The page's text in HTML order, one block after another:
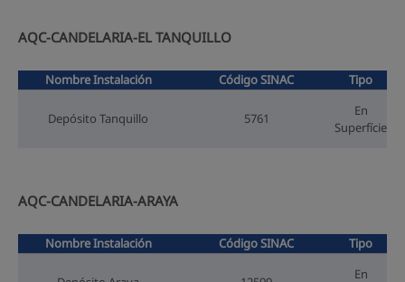
AQC-CANDELARIA-EL TANQUILLO
Nombre Instalación Código SINAC Tipo
Depósito Tanquillo 5761
En
Superfície
AQC-CANDELARIA-ARAYA
Nombre Instalación Código SINAC Tipo
En